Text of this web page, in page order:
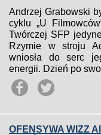
Andrzej Grabowski
cyklu „U
Twórczej SFP
Rzymie w stroju
wniosła do serc
energii. Dzień po
OFENSYWA WIZZ